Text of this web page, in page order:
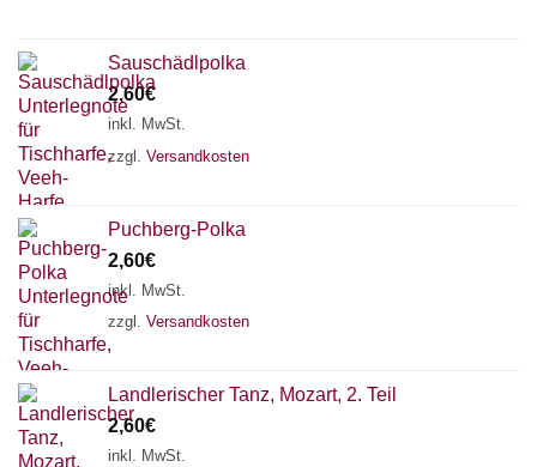
Sauschädlpolka
2,60€
inkl. MwSt.
zzgl. Versandkosten
Puchberg-Polka
2,60€
inkl. MwSt.
zzgl. Versandkosten
Landlerischer Tanz, Mozart, 2. Teil
2,60€
inkl. MwSt.
Chat Support
18 SAITEN